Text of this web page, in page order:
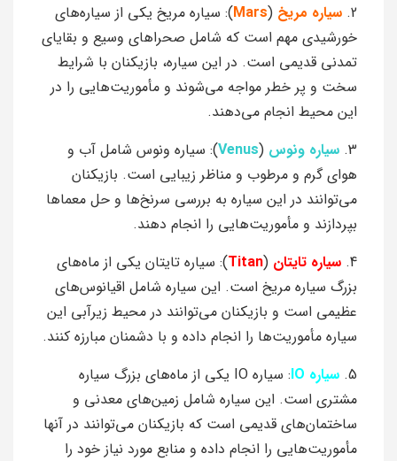
2. سیاره مریخ (
Mars): سیاره مریخ یکی از سیاره‌های
خورشیدی مهم است که شامل صحراهای وسیع و بقایای
تمدنی قدیمی است. در این سیاره، بازیکنان با شرایط
سخت و پر خطر مواجه می‌شوند و مأموریت‌هایی را در
این محیط انجام می‌دهند.
3. سیاره ونوس (
Venus): سیاره ونوس شامل آب و
هوای گرم و مرطوب و مناظر زیبایی است. بازیکنان
می‌توانند در این سیاره به بررسی سرنخ‌ها و حل معماها
بپردازند و مأموریت‌هایی را انجام دهند.
4. سیاره تایتان (
Titan): سیاره تایتان یکی از ماه‌های
بزرگ سیاره مریخ است. این سیاره شامل اقیانوس‌های
عظیمی است و بازیکنان می‌توانند در محیط زیرآبی این
سیاره مأموریت‌ها را انجام داده و با دشمنان مبارزه کنند.
5. سیاره IO
: سیاره IO یکی از ماه‌های بزرگ سیاره
مشتری است. این سیاره شامل زمین‌های معدنی و
ساختمان‌های قدیمی است که بازیکنان می‌توانند در آنها
مأموریت‌هایی را انجام داده و منابع مورد نیاز خود را